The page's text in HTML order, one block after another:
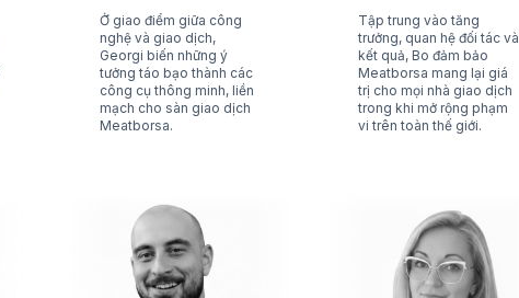
Ở giao điểm giữa công
nghệ và giao dịch,
Georgi biến những ý
tưởng táo bạo thành các
công cụ thông minh, liền
mạch cho sàn giao dịch
Meatborsa.
Tập trung vào tăng
trưởng, quan hệ đối tác và
kết quả, Bo đảm bảo
Meatborsa mang lại giá
trị cho mọi nhà giao dịch
trong khi mở rộng phạm
vi trên toàn thế giới.